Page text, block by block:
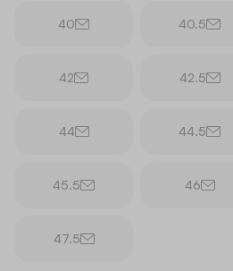
40 40.5
42 42.5
44 44.5
45.5 46
47.5